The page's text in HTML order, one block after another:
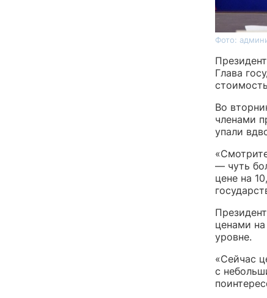
Фото:
Глава
Во
членами
упали
— чуть
цене на
ценами
уровне.
«Сейчас
с